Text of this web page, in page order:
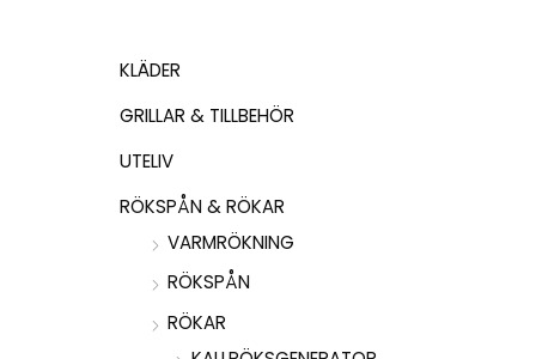
KLÄDER
GRILLAR & TILLBEHÖR
UTELIV
RÖKSPÅN & RÖKAR
VARMRÖKNING
RÖKSPÅN
RÖKAR